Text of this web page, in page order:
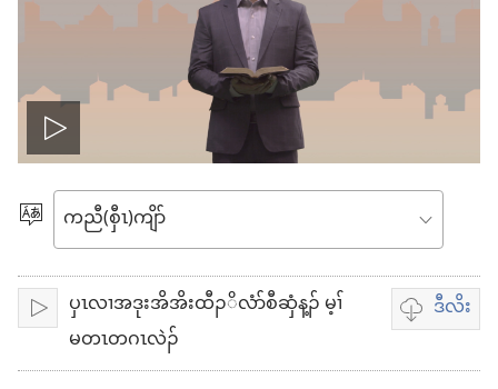
အိး
ထီၣ်
တၢ်
ဂီၤ
မူ
ဃု​
ကျိာ်
အိး​
ထီၣ်
ပှၤလၢအဒုးအိအိးထီၣိလံာ်စီဆှံန့ၣ် မ့ၢ်
မတၤတဂၤလဲၣ်
ဒီလိး
တၢ်
ဃု